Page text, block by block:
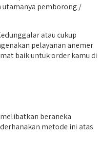
utamanya pemborong /
atau cukup
pelayanan anemer
baik untuk order kamu di
beraneka
metode ini atas